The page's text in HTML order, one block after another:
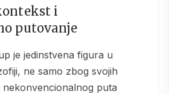
i
putovanje
ne samo zbog svojih
nekonvencionalnog puta